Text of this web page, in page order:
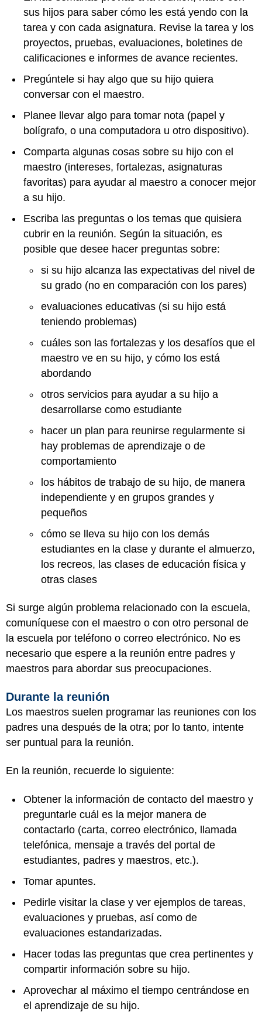
sus hijos para saber cómo les está yendo con la
tarea y con cada asignatura. Revise la tarea y los
proyectos, pruebas, evaluaciones, boletines de
calificaciones e informes de avance recientes.
Pregúntele si hay algo que su hijo quiera
conversar con el maestro.
Planee llevar algo para tomar nota (papel y
bolígrafo, o una computadora u otro dispositivo).
Comparta algunas cosas sobre su hijo con el
maestro (intereses, fortalezas, asignaturas
favoritas) para ayudar al maestro a conocer mejor
a su hijo.
Escriba las preguntas o los temas que quisiera
cubrir en la reunión. Según la situación, es
posible que desee hacer preguntas sobre:
si su hijo alcanza las expectativas del nivel de
su grado (no en comparación con los pares)
evaluaciones educativas (si su hijo está
teniendo problemas)
cuáles son las fortalezas y los desafíos que el
maestro ve en su hijo, y cómo los está
abordando
otros servicios para ayudar a su hijo a
desarrollarse como estudiante
hacer un plan para reunirse regularmente si
hay problemas de aprendizaje o de
comportamiento
los hábitos de trabajo de su hijo, de manera
independiente y en grupos grandes y
pequeños
cómo se lleva su hijo con los demás
estudiantes en la clase y durante el almuerzo,
los recreos, las clases de educación física y
otras clases
Si surge algún problema relacionado con la escuela,
comuníquese con el maestro o con otro personal de
la escuela por teléfono o correo electrónico. No es
necesario que espere a la reunión entre padres y
maestros para abordar sus preocupaciones.
Durante la reunión
Los maestros suelen programar las reuniones con los
padres una después de la otra; por lo tanto, intente
ser puntual para la reunión.
En la reunión, recuerde lo siguiente:
Obtener la información de contacto del maestro y
preguntarle cuál es la mejor manera de
contactarlo (carta, correo electrónico, llamada
telefónica, mensaje a través del portal de
estudiantes, padres y maestros, etc.).
Tomar apuntes.
Pedirle visitar la clase y ver ejemplos de tareas,
evaluaciones y pruebas, así como de
evaluaciones estandarizadas.
Hacer todas las preguntas que crea pertinentes y
compartir información sobre su hijo.
Aprovechar al máximo el tiempo centrándose en
el aprendizaje de su hijo.